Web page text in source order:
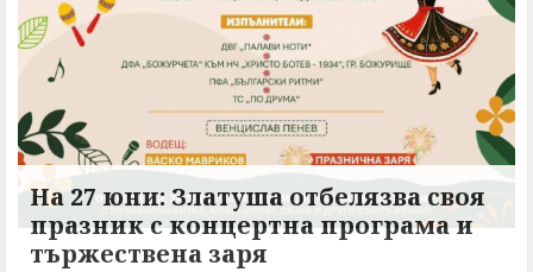
На 27 юни: Златуша отбелязва своя
празник с концертна програма и
тържествена заря